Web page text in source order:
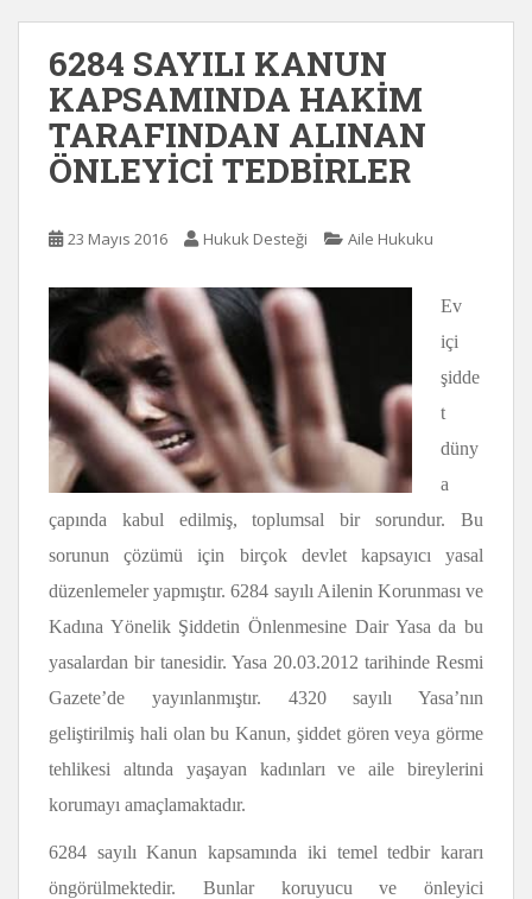
6284 SAYILI KANUN
KAPSAMINDA HAKİM
TARAFINDAN ALINAN
ÖNLEYİCİ TEDBİRLER
23 Mayıs 2016 Hukuk Desteği Aile Hukuku
Ev
içi
şidde
t
düny
a
çapında kabul edilmiş, toplumsal bir sorundur. Bu
sorunun çözümü için birçok devlet kapsayıcı yasal
düzenlemeler yapmıştır. 6284 sayılı Ailenin Korunması ve
Kadına Yönelik Şiddetin Önlenmesine Dair Yasa da bu
yasalardan bir tanesidir. Yasa 20.03.2012 tarihinde Resmi
Gazete’de yayınlanmıştır. 4320 sayılı Yasa’nın
geliştirilmiş hali olan bu Kanun, şiddet gören veya görme
tehlikesi altında yaşayan kadınları ve aile bireylerini
korumayı amaçlamaktadır.
6284 sayılı Kanun kapsamında iki temel tedbir kararı
öngörülmektedir. Bunlar koruyucu ve önleyici